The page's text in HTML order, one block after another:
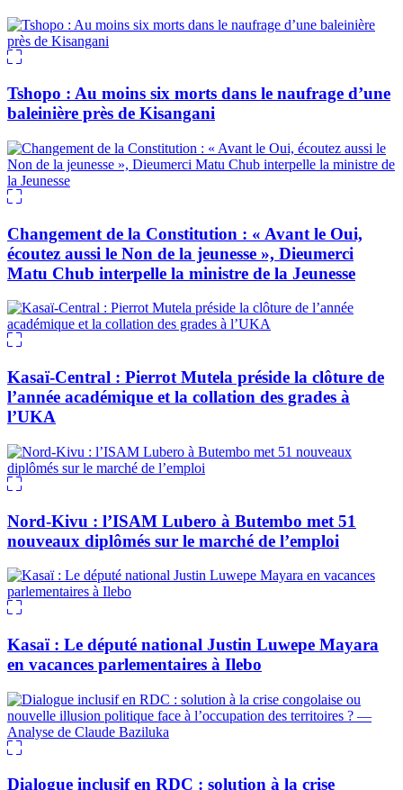
Tshopo : Au moins six morts dans le naufrage d’une
baleinière près de Kisangani
Changement de la Constitution : « Avant le Oui,
écoutez aussi le Non de la jeunesse », Dieumerci
Matu Chub interpelle la ministre de la Jeunesse
Kasaï-Central : Pierrot Mutela préside la clôture de
l’année académique et la collation des grades à
l’UKA
Nord-Kivu : l’ISAM Lubero à Butembo met 51
nouveaux diplômés sur le marché de l’emploi
Kasaï : Le député national Justin Luwepe Mayara
en vacances parlementaires à Ilebo
Dialogue inclusif en RDC : solution à la crise